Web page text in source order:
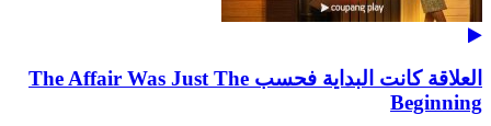
العلاقة كانت البداية فحسب The Affair Was Just The
Beginning